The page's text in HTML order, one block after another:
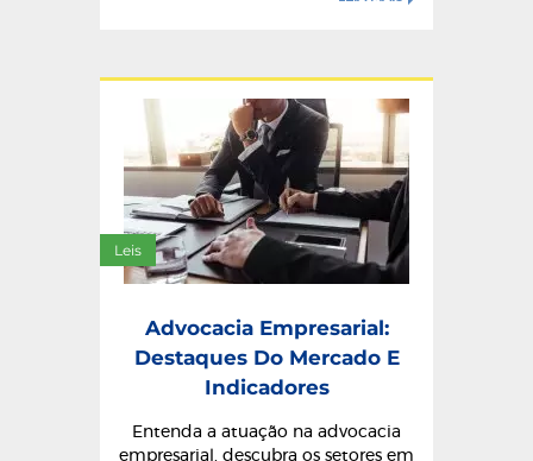
Leis
Advocacia Empresarial:
Destaques Do Mercado E
Indicadores
Entenda a atuação na advocacia
empresarial, descubra os setores em